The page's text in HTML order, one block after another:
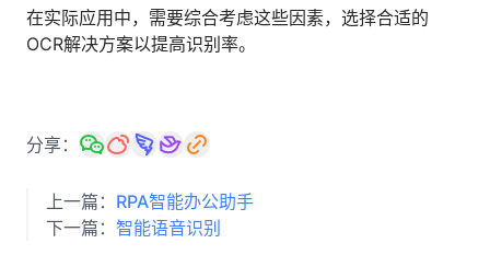
在实际应用中，需要综合考虑这些因素，选择合适的
OCR解决方案以提高识别率。
分享：
上一篇： RPA智能办公助手
下一篇： 智能语音识别